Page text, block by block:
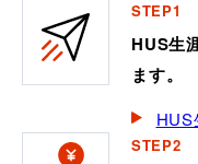
STEP1
HUS生
ます。
HUS
STEP2